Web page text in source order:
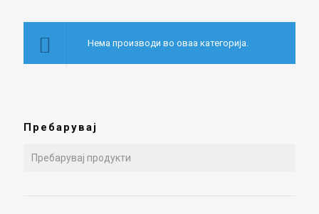
Нема производи во оваа категорија.
Пребарувај